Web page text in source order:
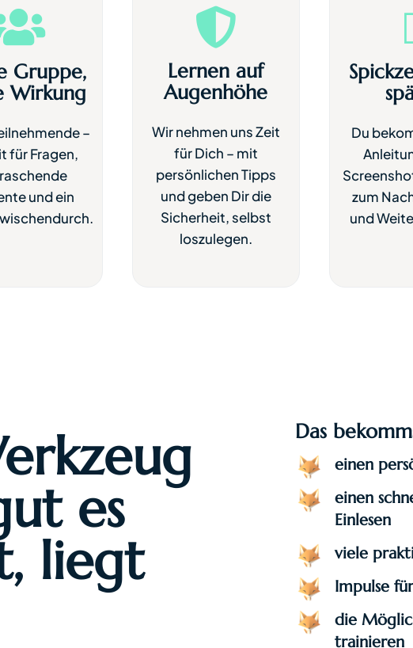
Gruppe,
Wirkung
–
für Fragen,
und ein

Lernen auf
Augenhöhe
Wir nehmen uns Zeit
für Dich – mit
persönlichen Tipps
und geben Dir die
Sicherheit, selbst
loszulegen.
Du
zum
und
es
liegt
Das
einen
einen
Einlesen
viele
Impulse
die
trainieren